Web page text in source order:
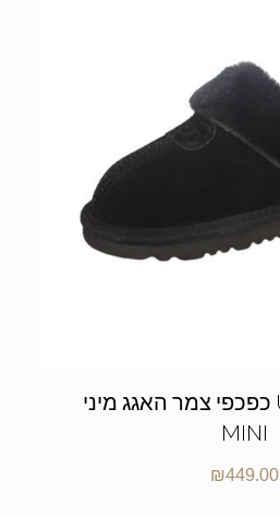
כפכפי צמר האגג מיני UGG SLIPPER
MINI
₪449.00